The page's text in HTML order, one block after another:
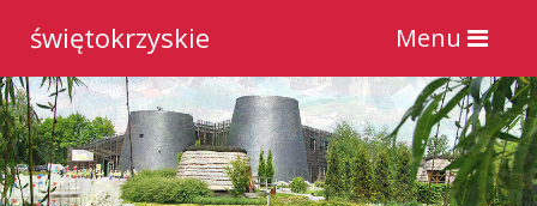
Toggle
navigation
Menu
świętokrzyskie